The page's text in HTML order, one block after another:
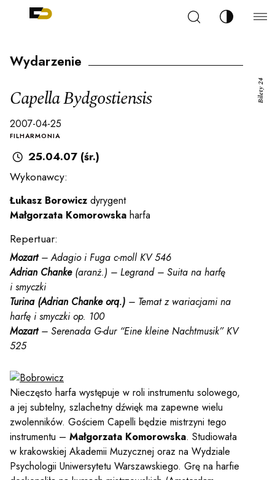
Szukaj Zmień
sal
YOUTUBE INSTAGRAM
Polityka prywatności
Wydarzenie
Capella Bydgostiensis
2007-04-25
FILHARMONIA
25.04.07 (śr.)
Wykonawcy:
Łukasz Borowicz dyrygent
Małgorzata Komorowska harfa
Repertuar:
Mozart– Adagio i Fuga c-moll KV 546
Adrian Chanke(aranż.) – Legrand – Suita na harfę
i smyczki
Turina (Adrian Chanke orq.) – Temat z wariacjami na
harfę i smyczki op. 100
Mozart– Serenada G-dur “Eine kleine Nachtmusik” KV
525
Nieczęsto harfa występuje w roli instrumentu solowego,
a jej subtelny, szlachetny dźwięk ma zapewne wielu
zwolenników. Gościem Capelli będzie mistrzyni tego
instrumentu – Małgorzata Komorowska. Studiowała
w krakowskiej Akademii Muzycznej oraz na Wydziale
Psychologii Uniwersytetu Warszawskiego. Grę na harfie
Bilety 24